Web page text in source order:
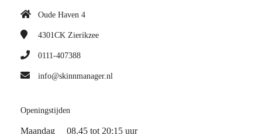
Oude Haven 4
4301CK Zierikzee
0111-407388
info@skinnmanager.nl
Openingstijden
Maandag 08.45 tot 20:15 uur